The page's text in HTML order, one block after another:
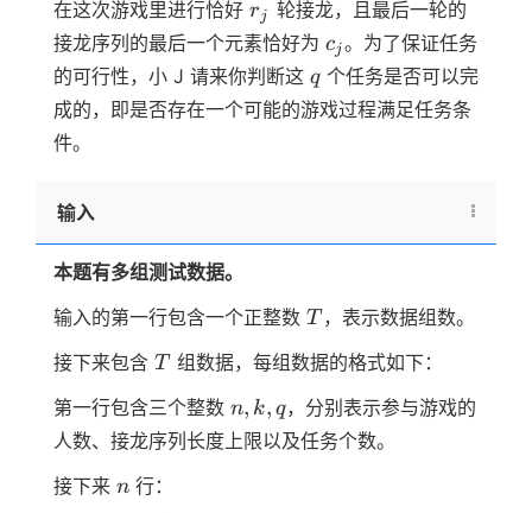
在这次游戏里进行恰好 r_j
rj
轮接龙，且最后一轮的
接龙序列的最后一个元素恰好为 c_j
cj。为了保证任务
的可行性，小 J 请来你判断这 q
q个任务是否可以完
成的，即是否存在一个可能的游戏过程满足任务条
件。
输入
本题有多组测试数据。
输入的第一行包含一个正整数 T
T ，表示数据组数。
接下来包含 T
T 组数据，每组数据的格式如下：
第一行包含三个整数 n,
k,
n, k, q，分别表示参与游戏的
人数、接龙序列长度上限以及任务个数。
接下来 n
n 行：